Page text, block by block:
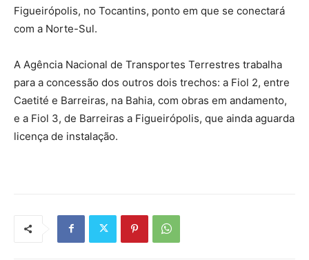
Figueirópolis, no Tocantins, ponto em que se conectará
com a Norte-Sul.
A Agência Nacional de Transportes Terrestres trabalha
para a concessão dos outros dois trechos: a Fiol 2, entre
Caetité e Barreiras, na Bahia, com obras em andamento,
e a Fiol 3, de Barreiras a Figueirópolis, que ainda aguarda
licença de instalação.